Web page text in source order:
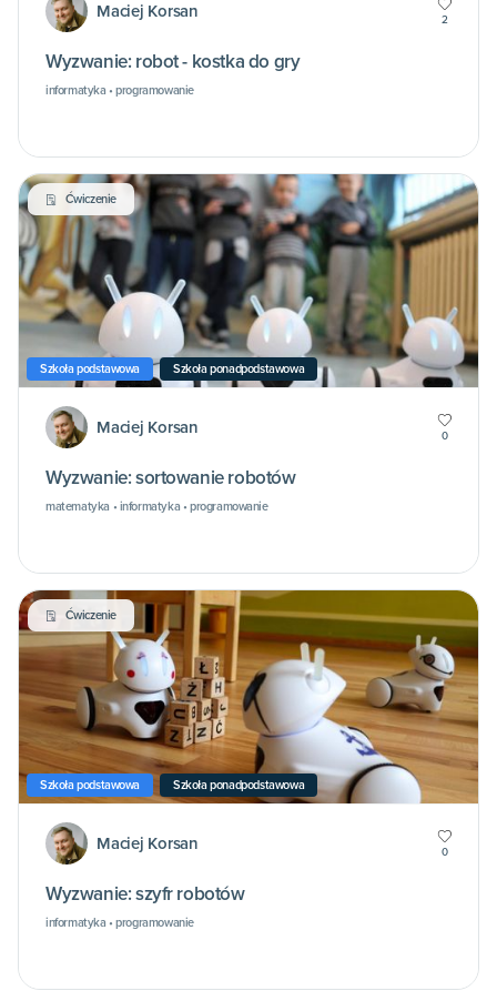
Maciej Korsan 2
Wyzwanie: robot - kostka do gry
informatyka • programowanie
Ćwiczenie
Szkoła podstawowa Szkoła ponadpodstawowa
Maciej Korsan 0
Wyzwanie: sortowanie robotów
matematyka • informatyka • programowanie
Ćwiczenie
Szkoła podstawowa Szkoła ponadpodstawowa
Maciej Korsan 0
Wyzwanie: szyfr robotów
informatyka • programowanie